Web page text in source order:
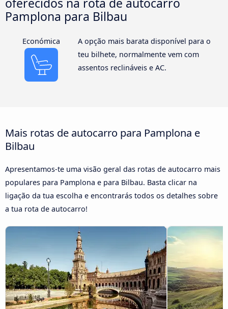
Pamplona para Bilbau
Económica
A opção mais barata disponível para o
teu bilhete, normalmente vem com
assentos reclináveis e AC.
Mais rotas de autocarro para Pamplona e
Bilbau
Apresentamos-te uma visão geral das rotas de autocarro mais
populares para Pamplona e para Bilbau. Basta clicar na
ligação da tua escolha e encontrarás todos os detalhes sobre
a tua rota de autocarro!